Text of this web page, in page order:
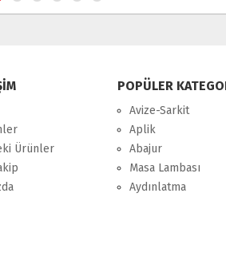
Ürünler
POPÜLER
Avize-Sarkit
Aplik
Abajur
Masa Lambası
Aydınlatma